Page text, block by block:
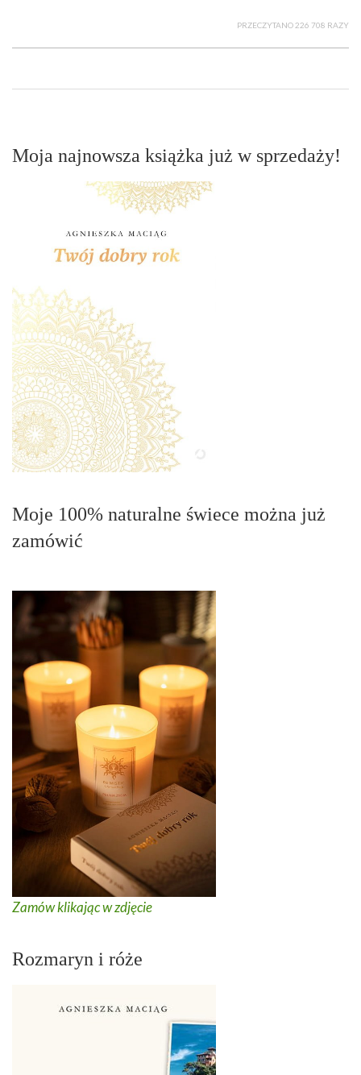
PRZECZYTANO 226 708 RAZY
Moja najnowsza książka już w sprzedaży!
Moje 100% naturalne świece można już
zamówić
Zamów klikając w zdjęcie
Rozmaryn i róże